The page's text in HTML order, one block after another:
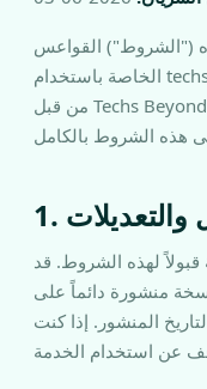
("الشروط") القواعس
الخاصة باستخدام techsbeyond.com ("الخدمة"). تُدار الخدمة
من قبل Techs Beyond ("نحن"، "لنا"). بزيارة أو التفاعل مع
والتعديلات
لهذه الشروط. قد
منشورة دائماً على
المنشور. إذا كنت